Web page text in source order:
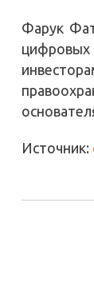
Фарук
Источник: